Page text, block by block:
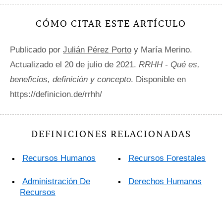
CÓMO CITAR ESTE ARTÍCULO
Publicado por Julián Pérez Porto y María Merino.
Actualizado el 20 de julio de 2021. RRHH - Qué es,
beneficios, definición y concepto. Disponible en
https://definicion.de/rrhh/
DEFINICIONES RELACIONADAS
Recursos Humanos
Administración De
Recursos
Recursos Forestales
Derechos Humanos